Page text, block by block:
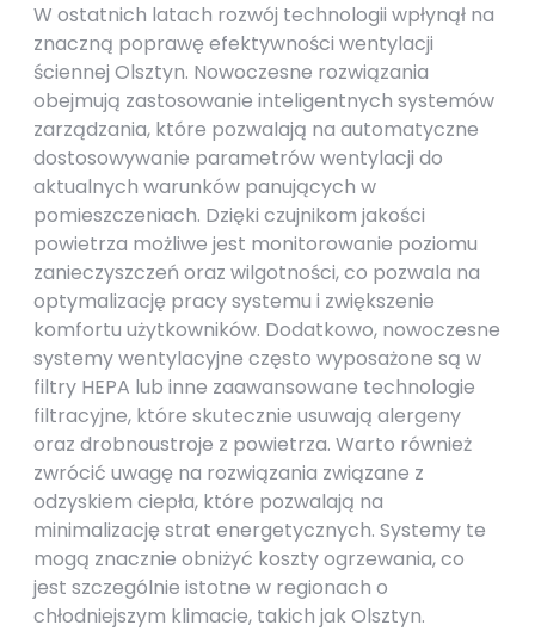
W ostatnich latach rozwój technologii wpłynął na
znaczną poprawę efektywności wentylacji
ściennej Olsztyn. Nowoczesne rozwiązania
obejmują zastosowanie inteligentnych systemów
zarządzania, które pozwalają na automatyczne
dostosowywanie parametrów wentylacji do
aktualnych warunków panujących w
pomieszczeniach. Dzięki czujnikom jakości
powietrza możliwe jest monitorowanie poziomu
zanieczyszczeń oraz wilgotności, co pozwala na
optymalizację pracy systemu i zwiększenie
komfortu użytkowników. Dodatkowo, nowoczesne
systemy wentylacyjne często wyposażone są w
filtry HEPA lub inne zaawansowane technologie
filtracyjne, które skutecznie usuwają alergeny
oraz drobnoustroje z powietrza. Warto również
zwrócić uwagę na rozwiązania związane z
odzyskiem ciepła, które pozwalają na
minimalizację strat energetycznych. Systemy te
mogą znacznie obniżyć koszty ogrzewania, co
jest szczególnie istotne w regionach o
chłodniejszym klimacie, takich jak Olsztyn.